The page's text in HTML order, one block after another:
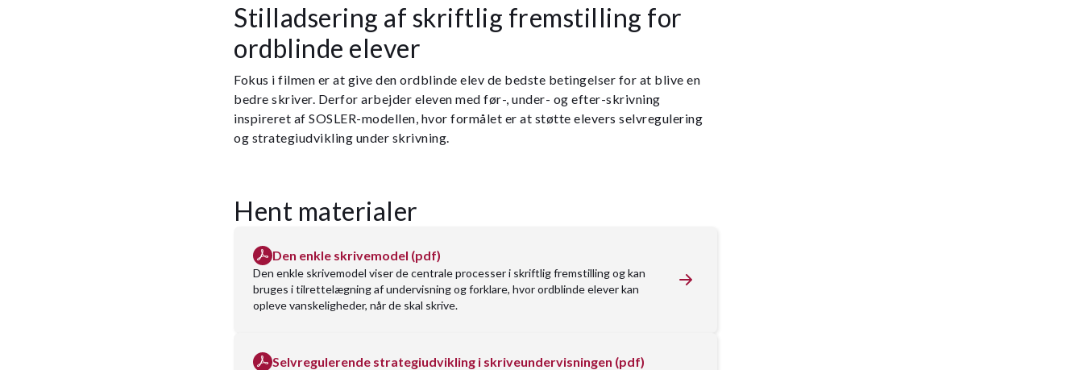
Stilladsering af skriftlig fremstilling for
ordblinde elever
Fokus i filmen er at give den ordblinde elev de bedste betingelser for at blive en
bedre skriver. Derfor arbejder eleven med før-, under- og efter-skrivning
inspireret af SOSLER-modellen, hvor formålet er at støtte elevers selvregulering
og strategiudvikling under skrivning.
Hent materialer
Den enkle skrivemodel (pdf)
Den enkle skrivemodel viser de centrale processer i skriftlig fremstilling og kan
bruges i tilrettelægning af undervisning og forklare, hvor ordblinde elever kan
opleve vanskeligheder, når de skal skrive.
Selvregulerende strategiudvikling i skriveundervisningen (pdf)